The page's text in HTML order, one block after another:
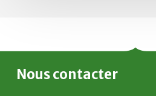
Nouscontacter